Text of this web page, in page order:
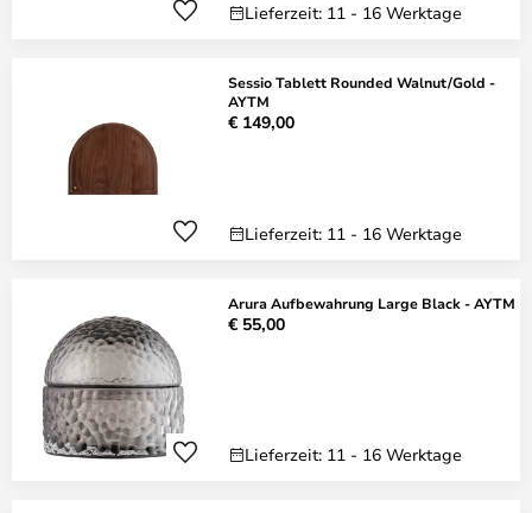
Lieferzeit: 11 - 16 Werktage
Sessio Tablett Rounded Walnut/Gold -
AYTM
€ 149,00
Lieferzeit: 11 - 16 Werktage
Arura Aufbewahrung Large Black - AYTM
€ 55,00
Lieferzeit: 11 - 16 Werktage